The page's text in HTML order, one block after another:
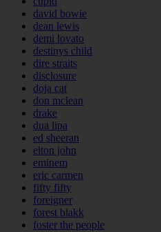
david bowie
dean lewis
demi lovato
destinys child
dire straits
disclosure
doja cat
don mclean
drake
dua lipa
ed sheeran
elton john
eminem
eric carmen
fifty fifty
foreigner
forest blakk
foster the people